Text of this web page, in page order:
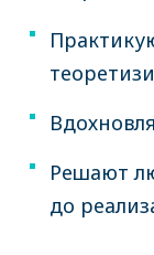
Решают
до